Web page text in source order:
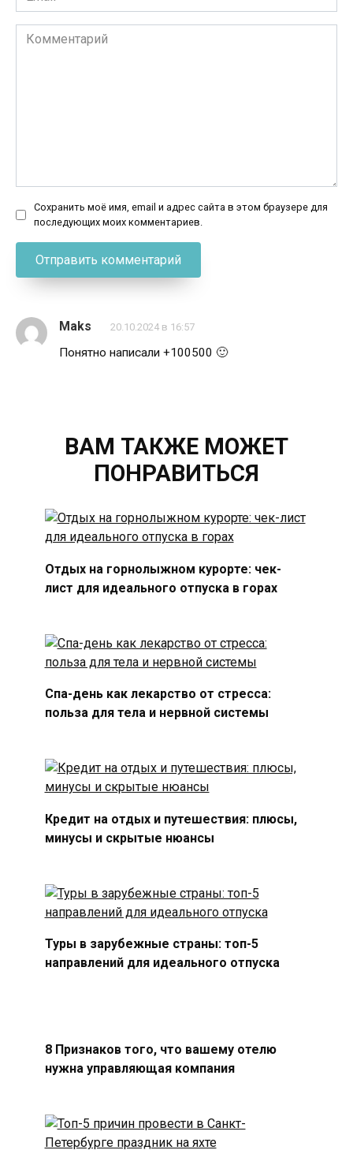
*
Комментарий
Сохранить моё имя, email и адрес сайта в этом браузере для
последующих моих комментариев.
Maks 20.10.2024 в 16:57
Понятно написали +100500 🙂
ВАМ ТАКЖЕ МОЖЕТ
ПОНРАВИТЬСЯ
Отдых на горнолыжном курорте: чек-
лист для идеального отпуска в горах
Спа-день как лекарство от стресса:
польза для тела и нервной системы
Кредит на отдых и путешествия: плюсы,
минусы и скрытые нюансы
Туры в зарубежные страны: топ-5
направлений для идеального отпуска
8 Признаков того, что вашему отелю
нужна управляющая компания